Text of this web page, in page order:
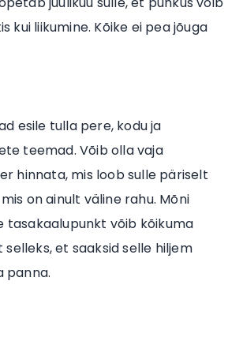
kui liikumine. Kõike ei pea jõuga
esile tulla pere, kodu ja
teemad. Võib olla vaja
hinnata, mis loob sulle päriselt
on ainult väline rahu. Mõni
tasakaalupunkt võib kõikuma
selleks, et saaksid selle hiljem
panna.